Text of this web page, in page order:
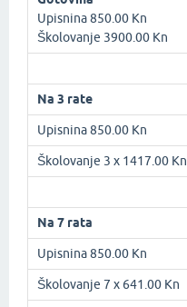
Upisnina 850.00 Kn
Školovanje 3900.00 Kn
Na 3 rate
Upisnina 850.00 Kn
Školovanje 3 x 1417.00 Kn
Na 7 rata
Upisnina 850.00 Kn
Školovanje 7 x 641.00 Kn